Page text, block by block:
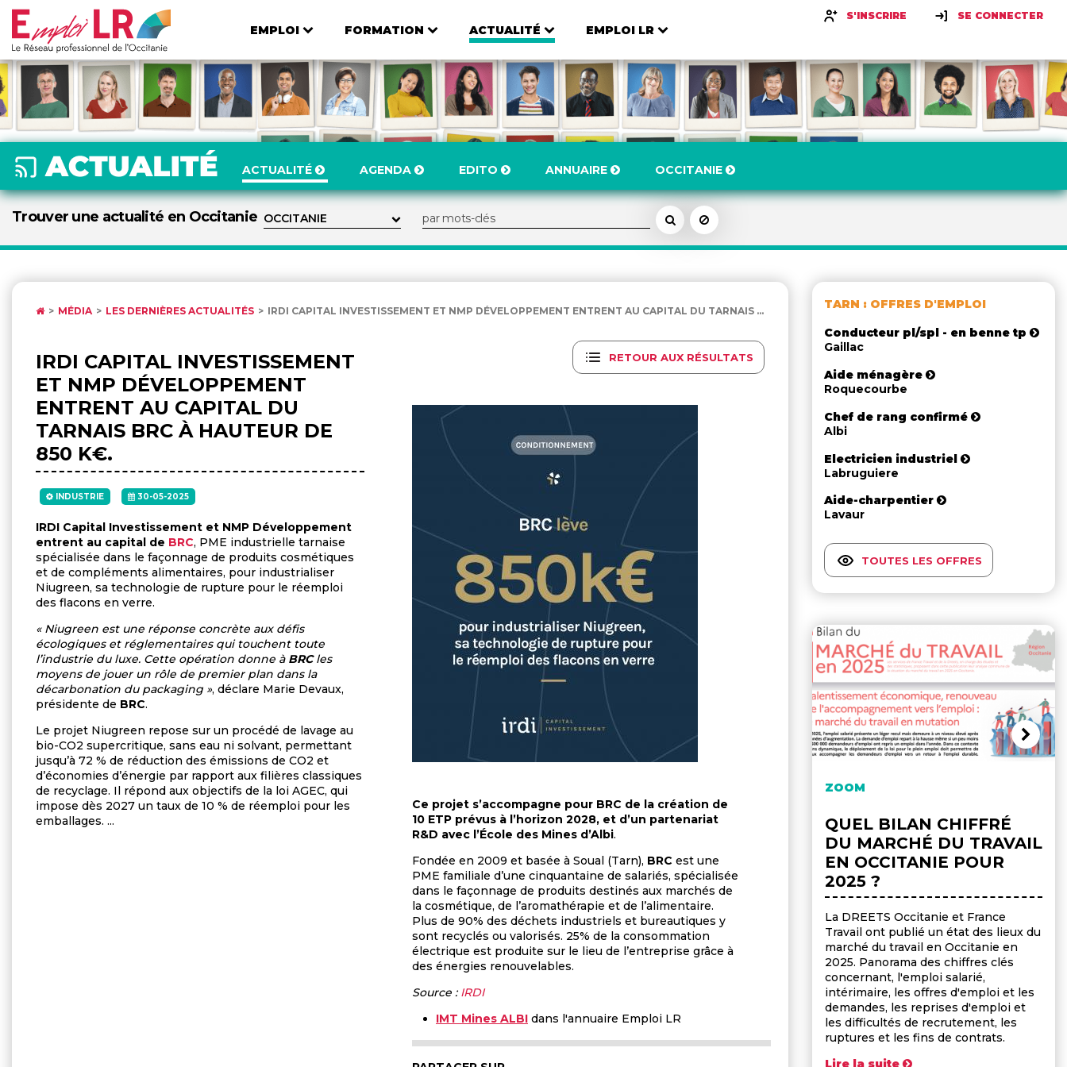
EMPLOI FORMATION ACTUALITÉ EMPLOI LR
S'INSCRIRE SE CONNECTER
ACTUALITÉ AGENDA EDITO ANNUAIRE OCCITANIE
Trouver une actualité en Occitanie
MÉDIA LES DERNIÈRES ACTUALITÉS IRDI CAPITAL INVESTISSEMENT ET NMP DÉVELOPPEMENT ENTRENT AU CAPITAL DU TARNAIS ...
RETOUR AUX RÉSULTATS
IRDI CAPITAL INVESTISSEMENT
ET NMP DÉVELOPPEMENT
ENTRENT AU CAPITAL DU
TARNAIS BRC À HAUTEUR DE
850 K€.
INDUSTRIE 30-05-2025
IRDI Capital Investissement et NMP Développement
entrent au capital de BRC, PME industrielle tarnaise
spécialisée dans le façonnage de produits cosmétiques
et de compléments alimentaires, pour industrialiser
Niugreen, sa technologie de rupture pour le réemploi
des flacons en verre.
« Niugreen est une réponse concrète aux défis
écologiques et réglementaires qui touchent toute
l’industrie du luxe. Cette opération donne à BRCles
moyens de jouer un rôle de premier plan dans la
décarbonation du packaging », déclare Marie Devaux,
présidente de BRC.
Le projet Niugreen repose sur un procédé de lavage au
bio-CO2 supercritique, sans eau ni solvant, permettant
jusqu’à 72 % de réduction des émissions de CO2 et
d’économies d’énergie par rapport aux filières classiques
de recyclage. Il répond aux objectifs de la loi AGEC, qui
impose dès 2027 un taux de 10 % de réemploi pour les
emballages. ...
Ce projet s’accompagne pour BRC de la création de
10 ETP prévus à l’horizon 2028, et d’un partenariat
R&D avec l’École des Mines d’Albi.
Fondée en 2009 et basée à Soual (Tarn), BRC est une
PME familiale d’une cinquantaine de salariés, spécialisée
dans le façonnage de produits destinés aux marchés de
la cosmétique, de l’aromathérapie et de l’alimentaire.
Plus de 90% des déchets industriels et bureautiques y
sont recyclés ou valorisés. 25% de la consommation
électrique est produite sur le lieu de l’entreprise grâce à
des énergies renouvelables.
Source :IRDI
IMT Mines ALBI dans l'annuaire Emploi LR
TARN : OFFRES D'EMPLOI
Conducteur pl/spl - en benne tp
Gaillac
Aide ménagère
Roquecourbe
Chef de rang confirmé
Albi
Electricien industriel
Labruguiere
Aide-charpentier
Lavaur
TOUTES LES OFFRES
ZOOM
QUEL BILAN CHIFFRÉ
DU MARCHÉ DU TRAVAIL
EN OCCITANIE POUR
2025 ?
La DREETS Occitanie et France
Travail ont publié un état des lieux du
marché du travail en Occitanie en
2025. Panorama des chiffres clés
concernant, l'emploi salarié,
intérimaire, les offres d'emploi et les
demandes, les reprises d'emploi et
les difficultés de recrutement, les
ruptures et les fins de contrats.